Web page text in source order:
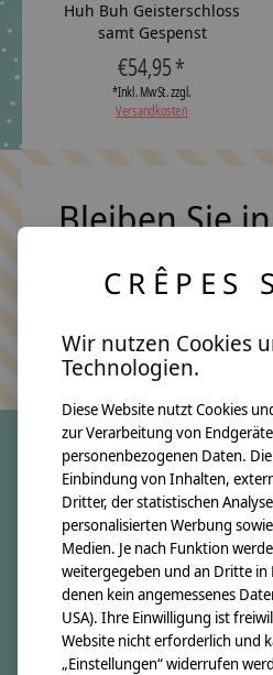
Huh Buh Geisterschloss
samt Gespenst
€54,95 *
*Inkl. MwSt. zzgl.
Versandkosten
Bleiben Sie
Keine Sorge, wir
crêpes suzette
Über uns
Unsere Creppies
Nähkästchen
Unsere Stoffe
Impressum
CRÊPES
Wir nutzen Cookies
Technologien.
Diese Website nutzt Cookies
zur Verarbeitung von
personenbezogenen Daten.
Einbindung von Inhalten,
Dritter, der statistischen
personalisierten Werbung
Medien. Je nach Funktion
weitergegeben und an Dritte
denen kein angemessenes
USA). Ihre Einwilligung ist
Website nicht erforderlich und
„Einstellungen“ widerrufen